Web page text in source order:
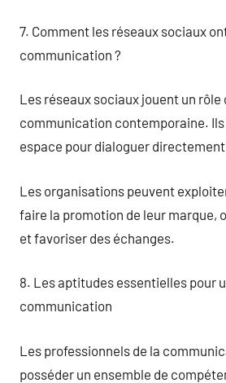
7. Comment les réseaux sociaux
communication ?
Les réseaux sociaux jouent un rôle
communication contemporaine.
espace pour dialoguer
Les organisations peuvent
faire la promotion de leur marque,
et favoriser des échanges.
8. Les aptitudes essentielles pour
communication
Les professionnels de la
posséder un ensemble de